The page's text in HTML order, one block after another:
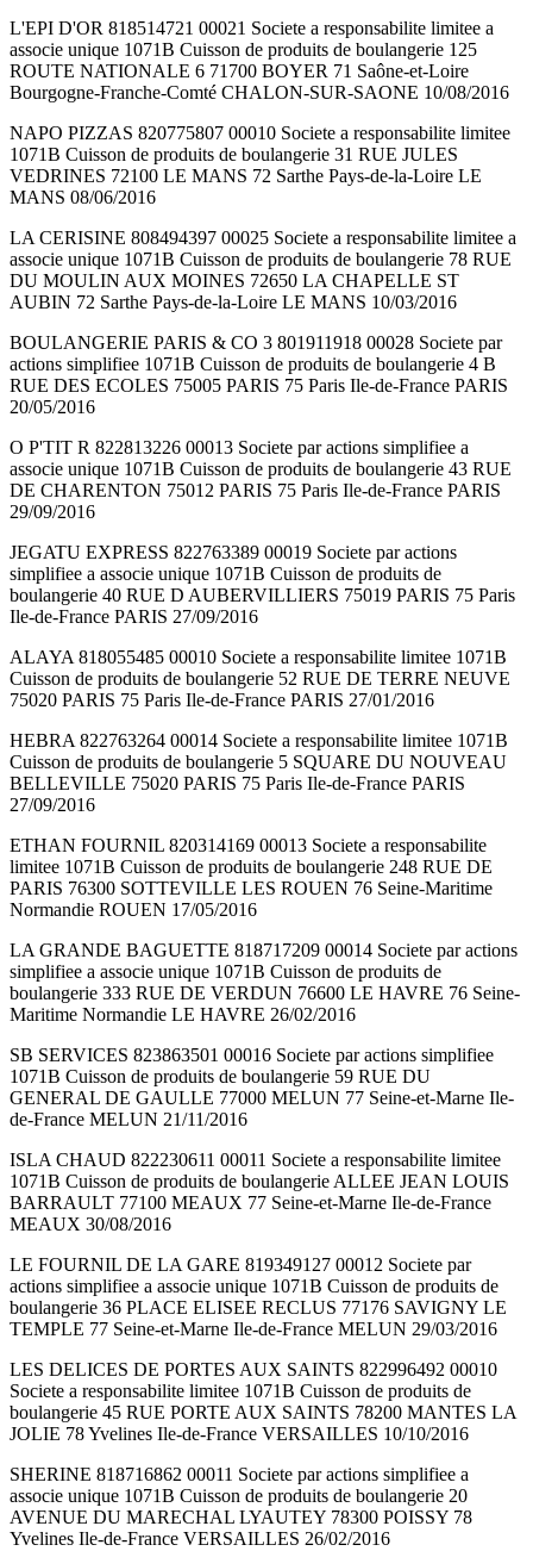
L'EPI D'OR 818514721 00021 Societe a responsabilite limitee a
associe unique 1071B Cuisson de produits de boulangerie 125
ROUTE NATIONALE 6 71700 BOYER 71 Saône-et-Loire
Bourgogne-Franche-Comté CHALON-SUR-SAONE 10/08/2016
NAPO PIZZAS 820775807 00010 Societe a responsabilite limitee
1071B Cuisson de produits de boulangerie 31 RUE JULES
VEDRINES 72100 LE MANS 72 Sarthe Pays-de-la-Loire LE
MANS 08/06/2016
LA CERISINE 808494397 00025 Societe a responsabilite limitee a
associe unique 1071B Cuisson de produits de boulangerie 78 RUE
DU MOULIN AUX MOINES 72650 LA CHAPELLE ST
AUBIN 72 Sarthe Pays-de-la-Loire LE MANS 10/03/2016
BOULANGERIE PARIS & CO 3 801911918 00028 Societe par
actions simplifiee 1071B Cuisson de produits de boulangerie 4 B
RUE DES ECOLES 75005 PARIS 75 Paris Ile-de-France PARIS
20/05/2016
O P'TIT R 822813226 00013 Societe par actions simplifiee a
associe unique 1071B Cuisson de produits de boulangerie 43 RUE
DE CHARENTON 75012 PARIS 75 Paris Ile-de-France PARIS
29/09/2016
JEGATU EXPRESS 822763389 00019 Societe par actions
simplifiee a associe unique 1071B Cuisson de produits de
boulangerie 40 RUE D AUBERVILLIERS 75019 PARIS 75 Paris
Ile-de-France PARIS 27/09/2016
ALAYA 818055485 00010 Societe a responsabilite limitee 1071B
Cuisson de produits de boulangerie 52 RUE DE TERRE NEUVE
75020 PARIS 75 Paris Ile-de-France PARIS 27/01/2016
HEBRA 822763264 00014 Societe a responsabilite limitee 1071B
Cuisson de produits de boulangerie 5 SQUARE DU NOUVEAU
BELLEVILLE 75020 PARIS 75 Paris Ile-de-France PARIS
27/09/2016
ETHAN FOURNIL 820314169 00013 Societe a responsabilite
limitee 1071B Cuisson de produits de boulangerie 248 RUE DE
PARIS 76300 SOTTEVILLE LES ROUEN 76 Seine-Maritime
Normandie ROUEN 17/05/2016
LA GRANDE BAGUETTE 818717209 00014 Societe par actions
simplifiee a associe unique 1071B Cuisson de produits de
boulangerie 333 RUE DE VERDUN 76600 LE HAVRE 76 Seine-
Maritime Normandie LE HAVRE 26/02/2016
SB SERVICES 823863501 00016 Societe par actions simplifiee
1071B Cuisson de produits de boulangerie 59 RUE DU
GENERAL DE GAULLE 77000 MELUN 77 Seine-et-Marne Ile-
de-France MELUN 21/11/2016
ISLA CHAUD 822230611 00011 Societe a responsabilite limitee
1071B Cuisson de produits de boulangerie ALLEE JEAN LOUIS
BARRAULT 77100 MEAUX 77 Seine-et-Marne Ile-de-France
MEAUX 30/08/2016
LE FOURNIL DE LA GARE 819349127 00012 Societe par
actions simplifiee a associe unique 1071B Cuisson de produits de
boulangerie 36 PLACE ELISEE RECLUS 77176 SAVIGNY LE
TEMPLE 77 Seine-et-Marne Ile-de-France MELUN 29/03/2016
LES DELICES DE PORTES AUX SAINTS 822996492 00010
Societe a responsabilite limitee 1071B Cuisson de produits de
boulangerie 45 RUE PORTE AUX SAINTS 78200 MANTES LA
JOLIE 78 Yvelines Ile-de-France VERSAILLES 10/10/2016
SHERINE 818716862 00011 Societe par actions simplifiee a
associe unique 1071B Cuisson de produits de boulangerie 20
AVENUE DU MARECHAL LYAUTEY 78300 POISSY 78
Yvelines Ile-de-France VERSAILLES 26/02/2016